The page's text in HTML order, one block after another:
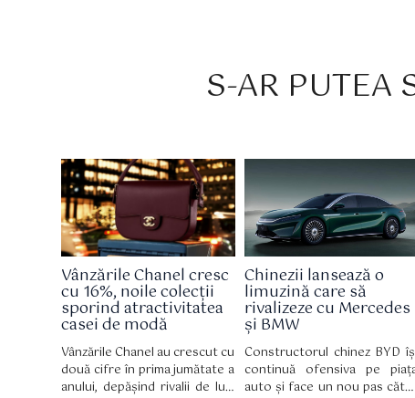
S-AR PUTEA
Vânzările Chanel cresc
cu 16%, noile colecții
sporind atractivitatea
casei de modă
Vânzările Chanel au crescut cu
două cifre în prima jumătate a
anului, depășind rivalii de lux,
Chinezii lansează o
limuzină care să
rivalizeze cu Mercedes
și BMW
Constructorul chinez BYD
continuă ofensiva pe
auto și face un nou pas către